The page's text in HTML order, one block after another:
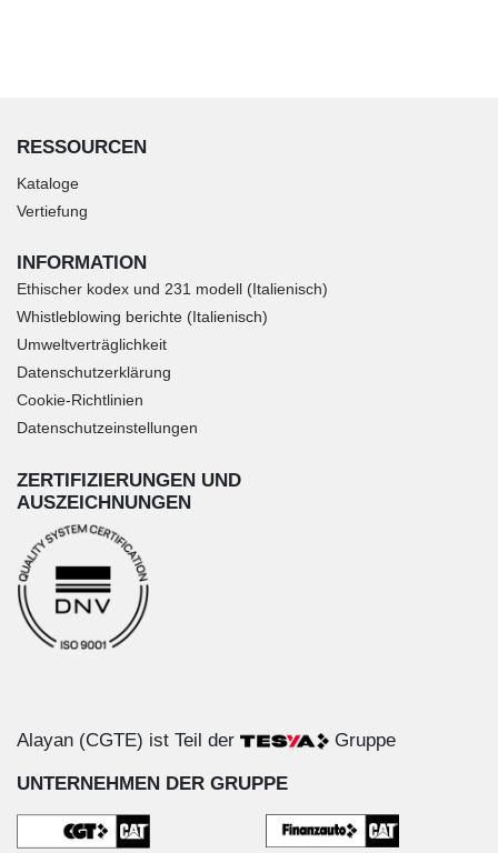
RESSOURCEN
Kataloge
Vertiefung
INFORMATION
Ethischer kodex und 231 modell (Italienisch)
Whistleblowing berichte (Italienisch)
Umweltverträglichkeit
Datenschutzerklärung
Cookie-Richtlinien
Datenschutzeinstellungen
ZERTIFIZIERUNGEN UND
AUSZEICHNUNGEN
Alayan (CGTE) ist Teil der Gruppe
UNTERNEHMEN DER GRUPPE